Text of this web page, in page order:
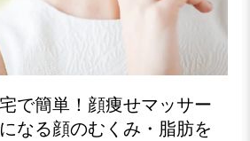
で簡単！顔痩せマッサー
なる顔のむくみ・脂肪を